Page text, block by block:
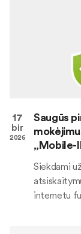
17
bir
2026
Saugūs
„Mobile-
Siekdami
internetu